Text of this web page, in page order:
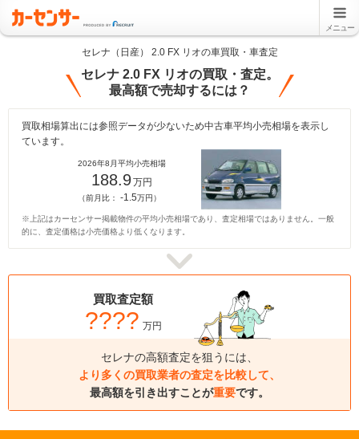
メニュー
セレナ（日産） 2.0 FX リオの車買取・車査定
セレナ 2.0 FX リオの買取・査定。
最高額で売却するには？
買取相場算出には参照データが少ないため中古車平均小売相場を表示し
ています。
2026年8月平均小売相場
188.9万円
（前月比： -1.5万円）
※上記はカーセンサー掲載物件の平均小売相場であり、査定相場ではありません。一般
的に、査定価格は小売価格より低くなります。
買取査定額
???? 万円
セレナの高額査定を狙うには、
より多くの買取業者の査定を比較して、
最高額を引き出すことが重要です。